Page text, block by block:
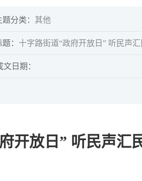
政府开放日
题分类： 其他
： 十字路街道“政府开放日” 听民声汇
文日期：
开放日” 听民声汇